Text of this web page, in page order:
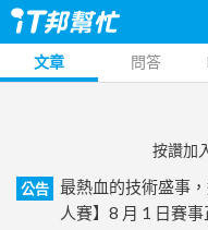
文章 問答
按讚加
公告
最熱血的技術盛事
人賽】8 月 1 日賽事